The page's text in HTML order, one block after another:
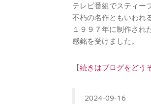
テレビ番組でスティー
不朽の名作ともいわれ
１９９７年に制作され
感銘を受けました。
【続きはブログをどう
2024-09-16